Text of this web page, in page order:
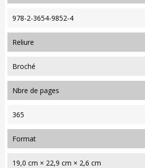
978-2-3654-9852-4
reliure
Broché
nbre de pages
365
format
19,0 cm × 22,9 cm × 2,6 cm